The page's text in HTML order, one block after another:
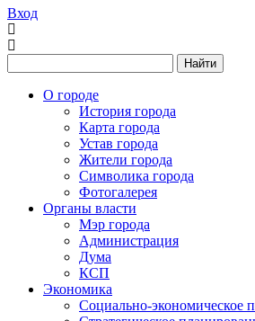
Вход
Найти
О городе
История города
Карта города
Устав города
Жители города
Символика города
Фотогалерея
Органы власти
Мэр города
Администрация
Дума
КСП
Экономика
Социально-экономическое